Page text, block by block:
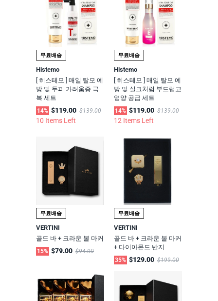
무료배송
Histemo
[ 히스테모 ] 매일 탈모 예
방 및 두피 가려움증 극
복 세트
14% $119.00 $139.00
10 Items Left
무료배송
Histemo
[ 히스테모 ] 매일 탈모 예
방 및 실크처럼 부드럽고
영양 공급 세트
14% $119.00 $139.00
12 Items Left
무료배송
VERTINI
골드 바 + 크라운 볼 마커
15% $79.00 $94.00
무료배송
VERTINI
골드 바 + 크라운 볼 마커
+ 다이아몬드 반지
35% $129.00 $199.00